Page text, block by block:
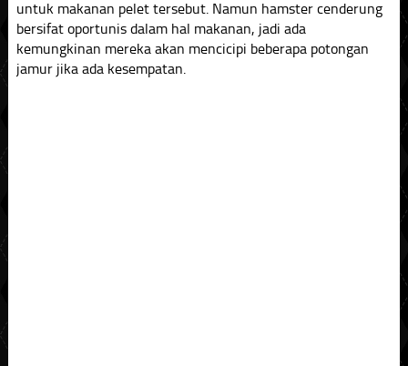
untuk makanan pelet tersebut. Namun hamster cenderung
bersifat oportunis dalam hal makanan, jadi ada
kemungkinan mereka akan mencicipi beberapa potongan
jamur jika ada kesempatan.